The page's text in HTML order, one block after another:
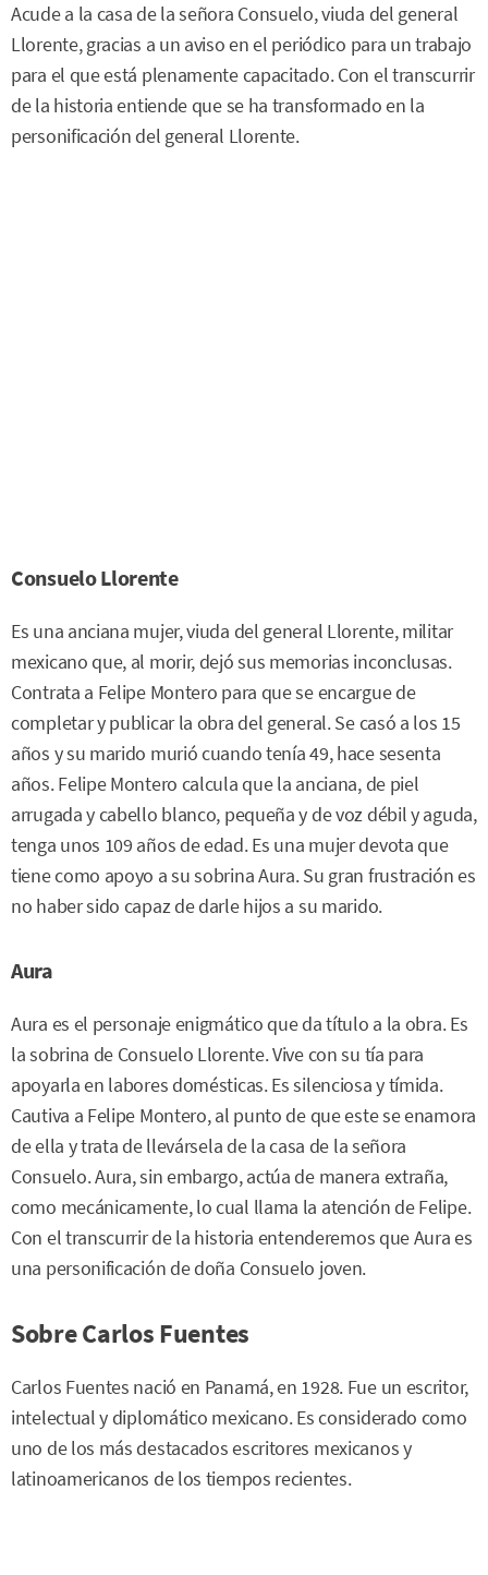
Acude a la casa de la señora Consuelo, viuda del general
Llorente, gracias a un aviso en el periódico para un trabajo
para el que está plenamente capacitado. Con el transcurrir
de la historia entiende que se ha transformado en la
personificación del general Llorente.
Consuelo Llorente
Es una anciana mujer, viuda del general Llorente, militar
mexicano que, al morir, dejó sus memorias inconclusas.
Contrata a Felipe Montero para que se encargue de
completar y publicar la obra del general. Se casó a los 15
años y su marido murió cuando tenía 49, hace sesenta
años. Felipe Montero calcula que la anciana, de piel
arrugada y cabello blanco, pequeña y de voz débil y aguda,
tenga unos 109 años de edad. Es una mujer devota que
tiene como apoyo a su sobrina Aura. Su gran frustración es
no haber sido capaz de darle hijos a su marido.
Aura
Aura es el personaje enigmático que da título a la obra. Es
la sobrina de Consuelo Llorente. Vive con su tía para
apoyarla en labores domésticas. Es silenciosa y tímida.
Cautiva a Felipe Montero, al punto de que este se enamora
de ella y trata de llevársela de la casa de la señora
Consuelo. Aura, sin embargo, actúa de manera extraña,
como mecánicamente, lo cual llama la atención de Felipe.
Con el transcurrir de la historia entenderemos que Aura es
una personificación de doña Consuelo joven.
Sobre Carlos Fuentes
Carlos Fuentes nació en Panamá, en 1928. Fue un escritor,
intelectual y diplomático mexicano. Es considerado como
uno de los más destacados escritores mexicanos y
latinoamericanos de los tiempos recientes.